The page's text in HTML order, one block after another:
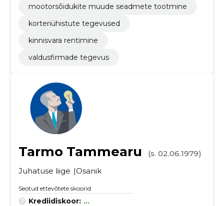
mootorsõidukite muude seadmete tootmine
korteriühistute tegevused
kinnisvara rentimine
valdusfirmade tegevus
Tarmo Tammearu
(s. 02.06.1979)
Juhatuse liige
Osanik
Seotud ettevõtete skoorid
Krediidiskoor: ...